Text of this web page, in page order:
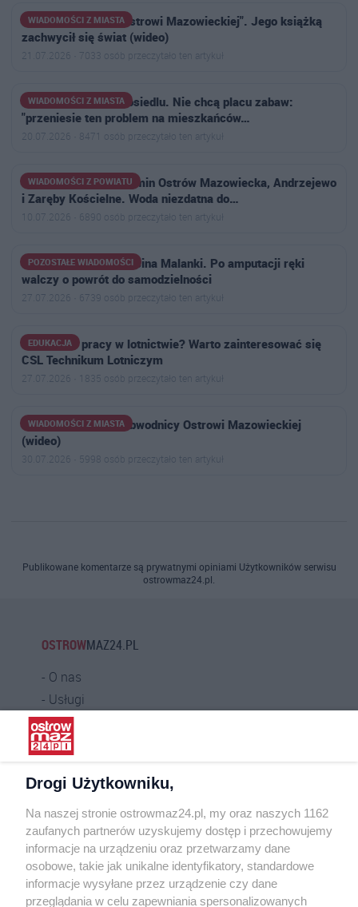
WIADOMOŚCI Z MIASTA
"Zwykły chłopak z Ostrowi Mazowieckiej". Jego książką
zachwycił się świat (wideo)
21.07.2026 · 7033 osób przeczytało ten artykuł
WIADOMOŚCI Z MIASTA
Narasta konflikt na osiedlu. Nie chcą placu zabaw:
"przeniesie ten problem na mieszkańców…
20.07.2026 · 8471 osób przeczytało ten artykuł
WIADOMOŚCI Z POWIATU
Uwaga mieszkańcy gmin Ostrów Mazowiecka, Andrzejewo
i Zaręby Kościelne. Woda niezdatna do…
10.07.2026 · 6890 osób przeczytało ten artykuł
POZOSTAŁE WIADOMOŚCI
Trwa zbiórka dla Marcina Malanki. Po amputacji ręki
walczy o powrót do samodzielności
27.07.2026 · 6739 osób przeczytało ten artykuł
EDUKACJA
Marzysz o pracy w lotnictwie? Warto zainteresować się
CSL Technikum Lotniczym
27.07.2026 · 1835 osób przeczytało ten artykuł
WIADOMOŚCI Z MIASTA
Ogromny korek na obwodnicy Ostrowi Mazowieckiej
(wideo)
30.07.2026 · 5998 osób przeczytało ten artykuł
Publikowane komentarze są prywatnymi opiniami Użytkowników serwisu
ostrowmaz24.pl.
OSTROWMAZ24.PL
O nas
Usługi
Praca
Warunki korzystania
Kontakt
INFORMATOR
Bankomaty
Msze święte
Nocna pomoc lekarska
Drogi Użytkowniku,
Na naszej stronie ostrowmaz24.pl, my oraz naszych 1162
zaufanych partnerów uzyskujemy dostęp i przechowujemy
informacje na urządzeniu oraz przetwarzamy dane
osobowe, takie jak unikalne identyfikatory, standardowe
informacje wysyłane przez urządzenie czy dane
przeglądania w celu zapewniania spersonalizowanych